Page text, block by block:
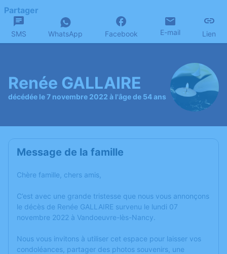
Partager
SMS WhatsApp Facebook E-mail Lien
Renée GALLAIRE
décédée le 7 novembre 2022 à l'âge de 54 ans
Message de la famille
Chère famille, chers amis,
C’est avec une grande tristesse que nous vous annonçons
le décès de Renée GALLAIRE survenu le lundi 07
novembre 2022 à Vandoeuvre-lès-Nancy.
Nous vous invitons à utiliser cet espace pour laisser vos
condoléances, partager des photos souvenirs, une